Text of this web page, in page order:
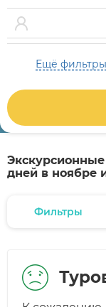
Ещё фильтры
дней в ноябре
Фильтры